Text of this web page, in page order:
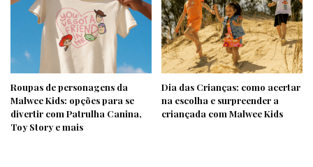
Roupas de personagens da
Malwee Kids: opções para se
divertir com Patrulha Canina,
Toy Story e mais
Dia das Crianças: como acertar
na escolha e surpreender a
criançada com Malwee Kids